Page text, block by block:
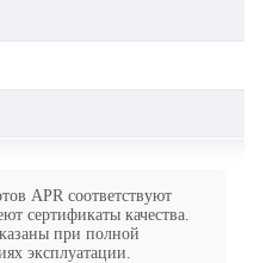
APR соответствуют
сертификаты качества.
при полной
эксплуатации.